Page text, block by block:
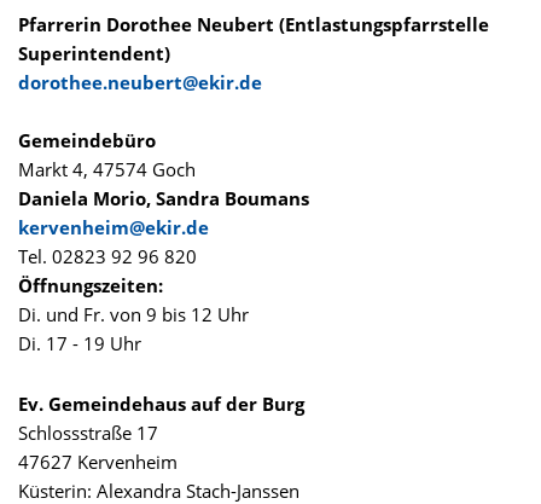
Pfarrerin Dorothee Neubert (Entlastungspfarrstelle
Superintendent)
dorothee.neubert@ekir.de
Gemeindebüro
Markt 4, 47574 Goch
Daniela Morio, Sandra Boumans
kervenheim@ekir.de
Tel. 02823 92 96 820
Öffnungszeiten:
Di. und Fr. von 9 bis 12 Uhr
Di. 17 - 19 Uhr
Ev. Gemeindehaus auf der Burg
Schlossstraße 17
47627 Kervenheim
Küsterin: Alexandra Stach-Janssen